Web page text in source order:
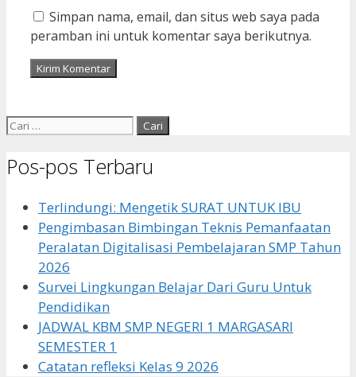
Simpan nama, email, dan situs web saya pada
peramban ini untuk komentar saya berikutnya.
Cari
Pos-pos Terbaru
Terlindungi: Mengetik SURAT UNTUK IBU
Pengimbasan Bimbingan Teknis Pemanfaatan
Peralatan Digitalisasi Pembelajaran SMP Tahun
2026
Survei Lingkungan Belajar Dari Guru Untuk
Pendidikan
JADWAL KBM SMP NEGERI 1 MARGASARI
SEMESTER 1
Catatan refleksi Kelas 9 2026